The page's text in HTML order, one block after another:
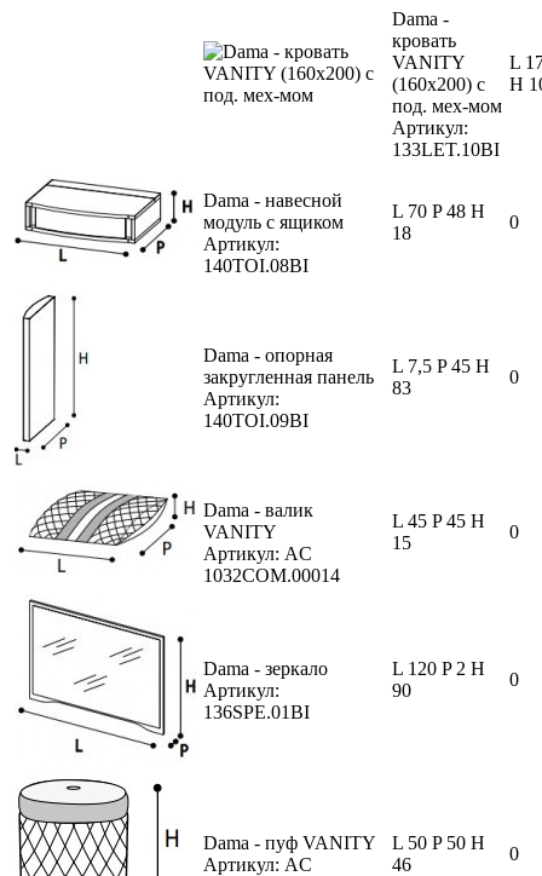
Dama -
кровать
VANITY
(160x200) с
под. мех-мом
Артикул:
133LET.10BI
L
H
Dama - навесной
модуль с ящиком
Артикул:
140TOI.08BI
L 70 P 48 H
18
0
Dama - опорная
закругленная панель
Артикул:
140TOI.09BI
L 7,5 P 45 H
83
0
Dama - валик
VANITY
Артикул: AC
1032COM.00014
L 45 P 45 H
15
0
Dama - зеркало
Артикул:
136SPE.01BI
L 120 P 2 H
90
0
Dama - пуф VANITY
Артикул: AC
L 50 P 50 H
46
0